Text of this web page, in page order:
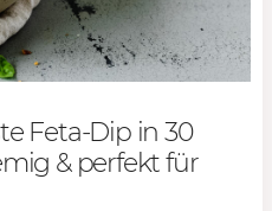
Feta-Dip in 30
& perfekt für